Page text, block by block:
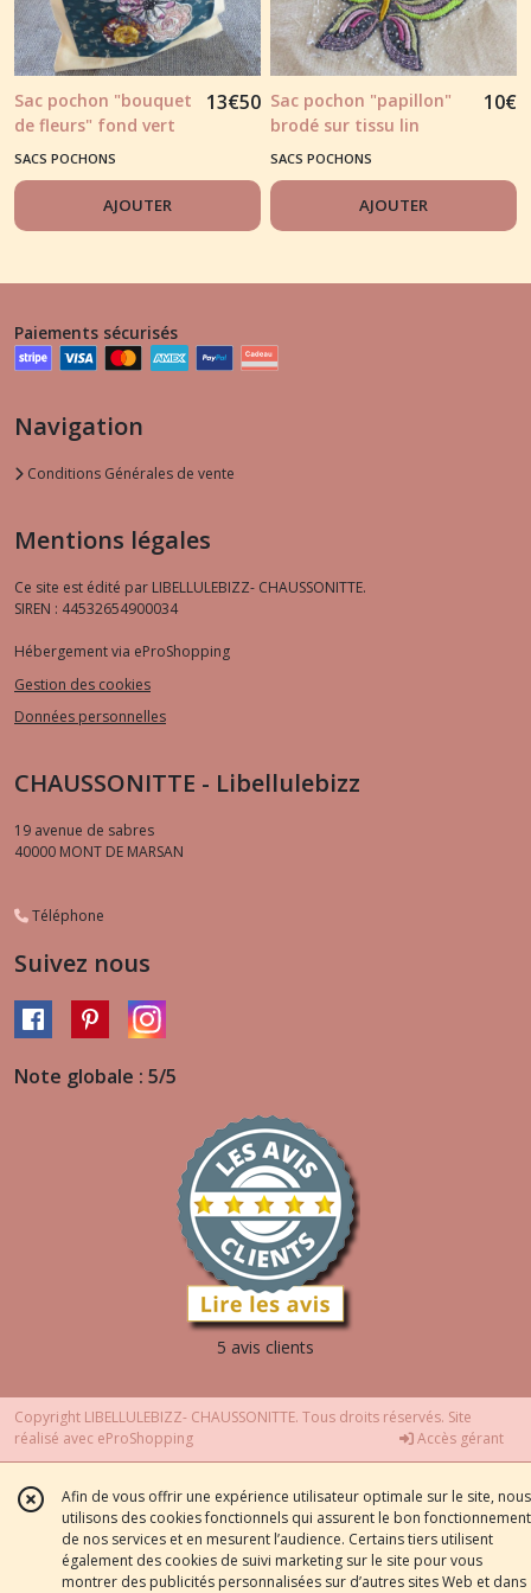
Sac pochon "bouquet
de fleurs" fond vert
foncé et piqué libre
13€50
SACS POCHONS
AJOUTER
Sac pochon "papillon"
brodé sur tissu lin
naturel
10€
SACS POCHONS
AJOUTER
Paiements sécurisés
Navigation
Conditions Générales de vente
Mentions légales
Ce site est édité par LIBELLULEBIZZ- CHAUSSONITTE.
SIREN : 44532654900034
Hébergement via eProShopping
Gestion des cookies
Données personnelles
CHAUSSONITTE - Libellulebizz
19 avenue de sabres
40000 MONT DE MARSAN
Téléphone
Suivez nous
Note globale : 5/5
5 avis clients
Copyright LIBELLULEBIZZ- CHAUSSONITTE. Tous droits réservés. Site
réalisé avec eProShopping Accès gérant
Afin de vous offrir une expérience utilisateur optimale sur le site, nous
utilisons des cookies fonctionnels qui assurent le bon fonctionnement
de nos services et en mesurent l’audience. Certains tiers utilisent
également des cookies de suivi marketing sur le site pour vous
montrer des publicités personnalisées sur d’autres sites Web et dans